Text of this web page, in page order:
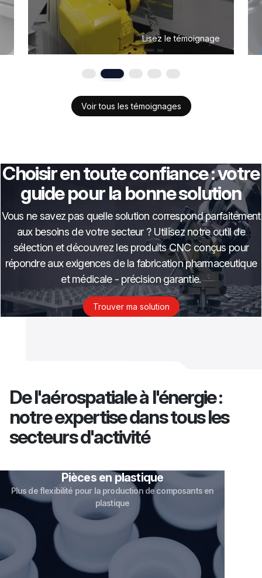
Lisez le témoignage
Voir tous les témoignages
Choisir en toute confiance : votre
guide pour la bonne solution
Vous ne savez pas quelle solution correspond parfaitement
aux besoins de votre secteur ? Utilisez notre outil de
sélection et découvrez les produits CNC conçus pour
répondre aux exigences de la fabrication pharmaceutique
et médicale - précision garantie.
Trouver ma solution
De l'aérospatiale à l'énergie :
notre expertise dans tous les
secteurs d'activité
Outillage
La précision au service d'une fabrication de pointe